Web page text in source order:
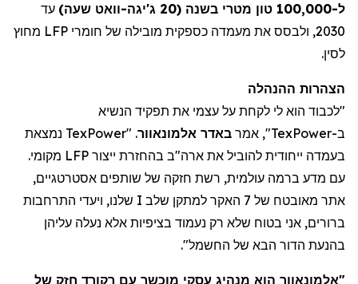
ל-100,000 טון מטרי בשנה (20
ג'יגה-וואט שעה) עד
2030, ולבסס את מעמדה כספקית מובילה של חומרי LFP מחוץ
לסין.
הצהרות ההנהלה
"לכבוד הוא לי לקחת על עצמי את תפקיד הנשיא
ב-TexPower", אמר באדר אלמונאוור. "
TexPower נמצאת
בעמדה ייחודית להוביל את ארה"ב בהחזרת ייצור LFP מקומי.
עם מדע ברמה עולמית, רשת חזקה של שותפים אסטרטגיים,
אתר מאובטח של 7
האקר
למתקן שלב I שלנו, ויעדי התרחבות
ברורים, אני בטוח שלא רק נעמוד בציפיות אלא נעלה עליהן
בהנעת הדור הבא של החשמל".
"אלמונאוור הוא מנהיג עסקי מוכשר עם רקורד חזק של